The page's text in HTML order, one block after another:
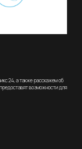
24, а также расскажем об
возможности для